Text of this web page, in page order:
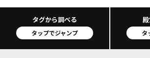
タグから調べる
タップでジャンプ タ